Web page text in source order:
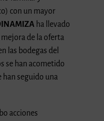
con un mayor
ha llevado
mejora de la oferta
las bodegas del
se han acometido
han seguido una
acciones